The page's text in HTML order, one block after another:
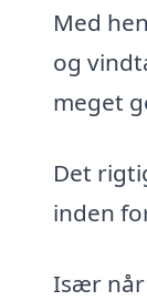
Med
og
meget
Det
inden
Især når